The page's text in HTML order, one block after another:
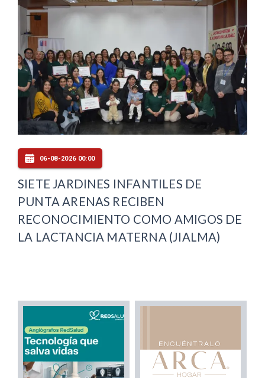
06-08-2026 00:00
SIETE JARDINES INFANTILES DE
PUNTA ARENAS RECIBEN
RECONOCIMIENTO COMO AMIGOS DE
LA LACTANCIA MATERNA (JIALMA)